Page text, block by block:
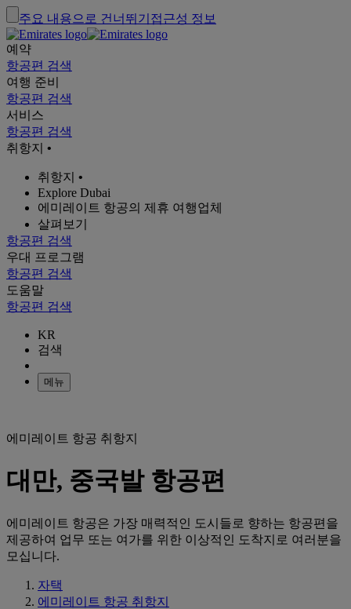
주요 내용으로 건너뛰기 접근성 정보
예약
항공편 검색
여행 준비
항공편 검색
서비스
항공편 검색
취항지 •
취항지 •
Explore Dubai
에미레이트 항공의 제휴 여행업체
살펴보기
항공편 검색
우대 프로그램
항공편 검색
도움말
항공편 검색
KR
검색
메뉴
에미레이트 항공 취항지
대만, 중국발 항공편
에미레이트 항공은 가장 매력적인 도시들로 향하는 항공편을
제공하여 업무 또는 여가를 위한 이상적인 도착지로 여러분을
모십니다.
자택
에미레이트 항공 취항지